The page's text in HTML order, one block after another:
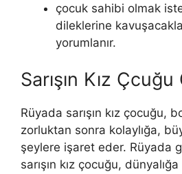
çocuk sahibi olmak
dileklerine
yorumlanır.
Sarışın Kız
Rüyada sarışın kız çocuğu,
zorluktan sonra kolaylığa,
şeylere işaret eder. Rüyada
sarışın kız çocuğu,